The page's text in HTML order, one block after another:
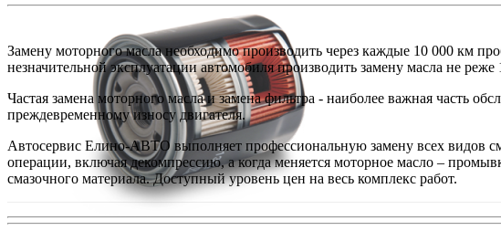
Замену моторного масла необходимо производить через каждые 10 000 км
незначительной эксплуатации автомобиля производить замену масла не
Частая замена моторного масла и замена фильтра - наиболее важная часть
преждевременному износу двигателя.
Автосервис Елино-АВТО выполняет профессиональную замену всех видов
операции, включая декомпрессию, а когда меняется моторное масло –
смазочного материала. Доступный уровень цен на весь комплекс работ.